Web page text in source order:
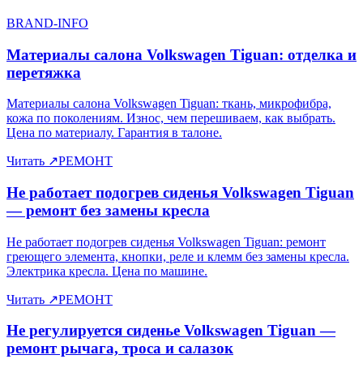
BRAND-INFO
Материалы салона Volkswagen Tiguan: отделка и
перетяжка
Материалы салона Volkswagen Tiguan: ткань, микрофибра,
кожа по поколениям. Износ, чем перешиваем, как выбрать.
Цена по материалу. Гарантия в талоне.
Читать ↗РЕМОНТ
Не работает подогрев сиденья Volkswagen Tiguan
— ремонт без замены кресла
Не работает подогрев сиденья Volkswagen Tiguan: ремонт
греющего элемента, кнопки, реле и клемм без замены кресла.
Электрика кресла. Цена по машине.
Читать ↗РЕМОНТ
Не регулируется сиденье Volkswagen Tiguan —
ремонт рычага, троса и салазок